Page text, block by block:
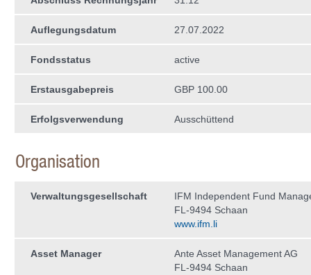
Auflegungsdatum 27.07.2022
Fondsstatus active
Erstausgabepreis GBP 100.00
Erfolgsverwendung Ausschüttend
Organisation
Verwaltungs­gesellschaft
IFM Independent Fund
FL-9494 Schaan
www.ifm.li
Asset Manager
Ante Asset Management AG
FL-9494 Schaan